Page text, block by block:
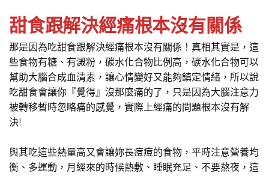
甜食跟解決經痛根本沒有關係
那是因為吃甜食跟解決經痛根本沒有關係！真相其實是，這
些食物有糖、有澱粉，碳水化合物比例高，碳水化合物可以
幫助大腦合成血清素，讓心情變好又能夠鎮定情緒，所以說
吃甜食會讓你『覺得』沒那麼痛的了，只是因為大腦注意力
被轉移暫時忽略痛的感覺，實際上經痛的問題根本沒有解
決!
與其吃這些熱量高又會讓妳長痘痘的食物，平時注意營養均
衡、多運動，月經來的時候熱敷、睡眠充足、不要熬夜，這